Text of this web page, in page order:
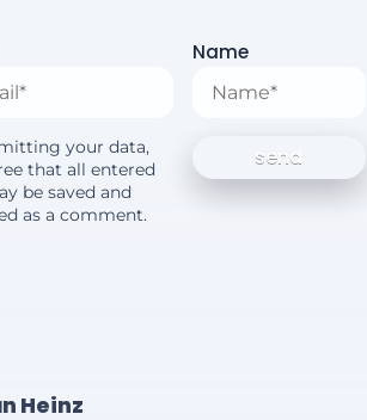
Name
your data,
that all entered
be saved and
as a comment.
Heinz